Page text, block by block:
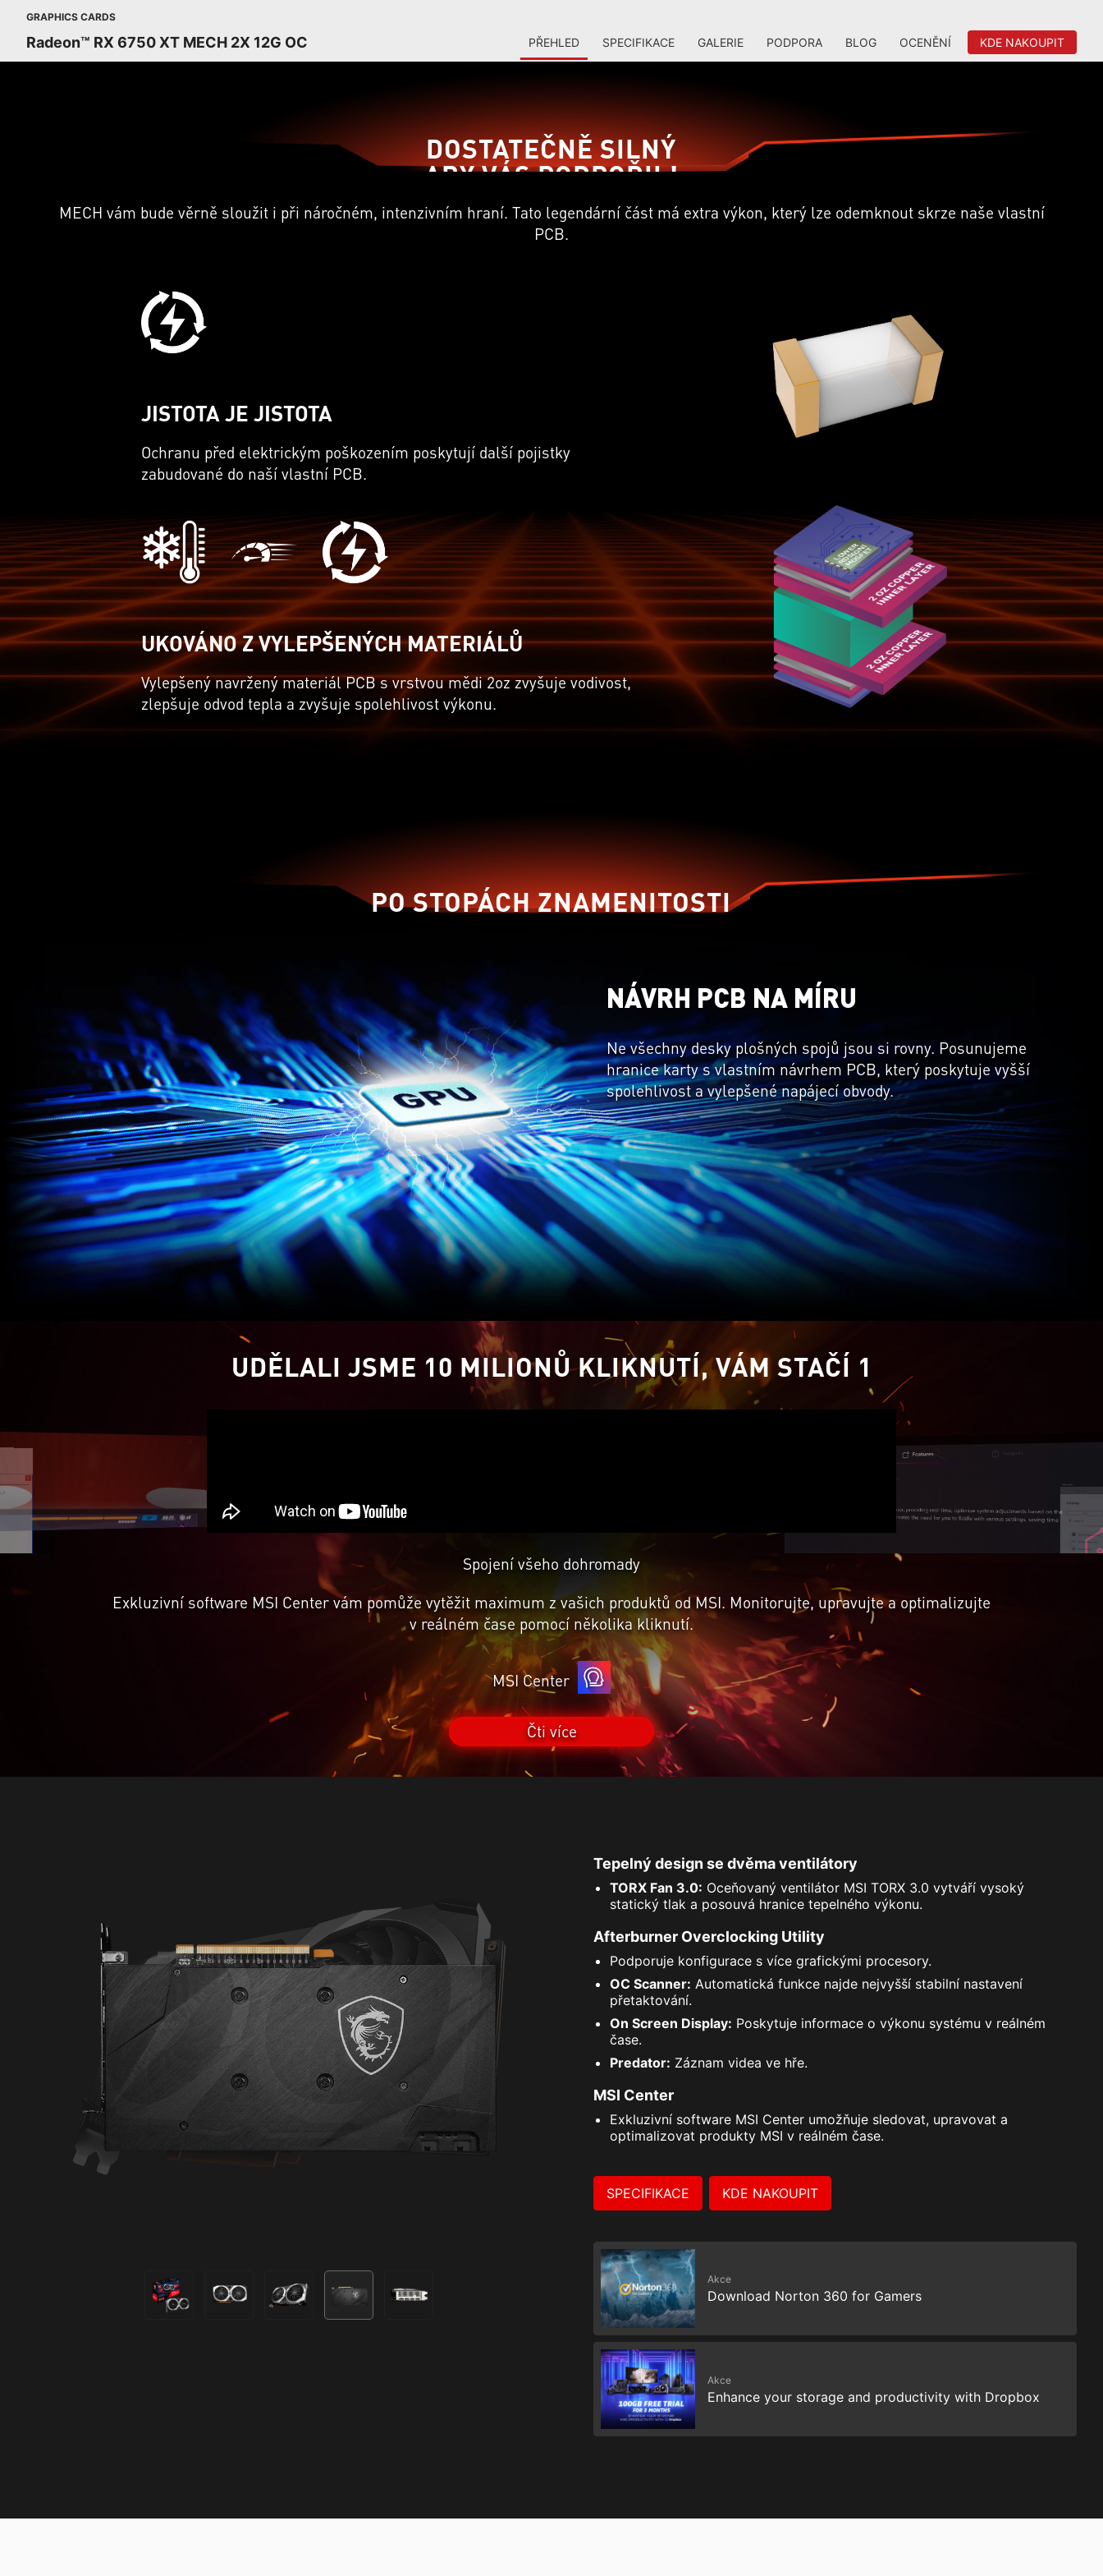
GRAPHICS CARDS
Radeon™ RX 6750 XT MECH 2X 12G OC PŘEHLED SPECIFIKACE GALERIE PODPORA BLOG OCENĚNÍ KDE NAKOUPIT
DOSTATEČNĚ SILNÝ
ABY VÁS PODPOŘIL!
MECH vám bude věrně sloužit i při náročném, intenzivním hraní. Tato legendární část má extra výkon, který lze odemknout skrze naše vlastní
PCB.
JISTOTA JE JISTOTA
Ochranu před elektrickým poškozením poskytují další pojistky
zabudované do naší vlastní PCB.
UKOVÁNO Z VYLEPŠENÝCH MATERIÁLŮ
Vylepšený navržený materiál PCB s vrstvou mědi 2oz zvyšuje vodivost,
zlepšuje odvod tepla a zvyšuje spolehlivost výkonu.
PO STOPÁCH ZNAMENITOSTI
NÁVRH PCB NA MÍRU
Ne všechny desky plošných spojů jsou si rovny. Posunujeme
hranice karty s vlastním návrhem PCB, který poskytuje vyšší
spolehlivost a vylepšené napájecí obvody.
UDĚLALI JSME 10 MILIONŮ KLIKNUTÍ, VÁM STAČÍ 1
Spojení všeho dohromady
Exkluzivní software MSI Center vám pomůže vytěžit maximum z vašich produktů od MSI. Monitorujte, upravujte a optimalizujte
v reálném čase pomocí několika kliknutí.
MSI Center
Čti více
Tepelný design se dvěma ventilátory
TORX Fan 3.0: Oceňovaný ventilátor MSI TORX 3.0 vytváří vysoký
statický tlak a posouvá hranice tepelného výkonu.
Afterburner Overclocking Utility
Podporuje konfigurace s více grafickými procesory.
OC Scanner: Automatická funkce najde nejvyšší stabilní nastavení
přetaktování.
On Screen Display: Poskytuje informace o výkonu systému v reálném
čase.
Predator: Záznam videa ve hře.
MSI Center
Exkluzivní software MSI Center umožňuje sledovat, upravovat a
optimalizovat produkty MSI v reálném čase.
SPECIFIKACE KDE NAKOUPIT
Akce
Download Norton 360 for Gamers
Akce
Enhance your storage and productivity with Dropbox